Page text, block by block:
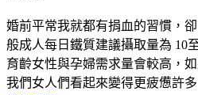
婚前平常我就都有捐血的習慣，
般成人每日鐵質建議攝取量為 10
育齡女性與孕婦需求量會較高，
我們女人們看起來變得更疲憊許多